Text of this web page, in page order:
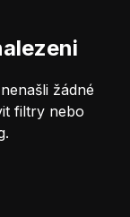
žádné
filtry nebo